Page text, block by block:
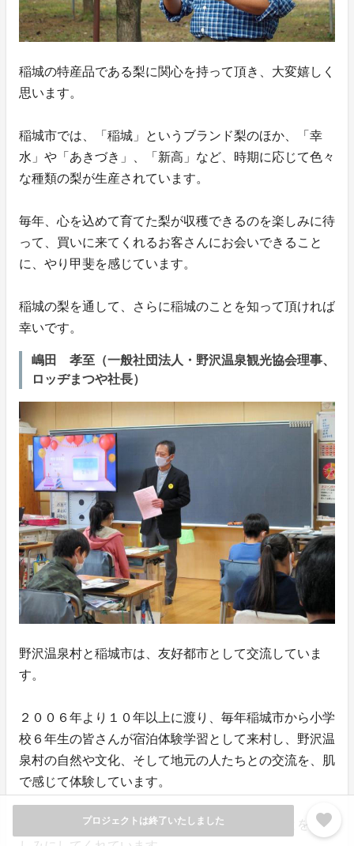
プロジェクトは終了いたしました favorite
稲城の特産品である梨に関心を持って頂き、大変嬉しく
思います。
稲城市では、「稲城」というブランド梨のほか、「幸
水」や「あきづき」、「新高」など、時期に応じて色々
な種類の梨が生産されています。
毎年、心を込めて育てた梨が収穫できるのを楽しみに待
って、買いに来てくれるお客さんにお会いできること
に、やり甲斐を感じています。
稲城の梨を通して、さらに稲城のことを知って頂ければ
幸いです。
嶋田 孝至（一般社団法人・野沢温泉観光協会理事、
ロッヂまつや社長）
野沢温泉村と稲城市は、友好都市として交流していま
す。
２００６年より１０年以上に渡り、毎年稲城市から小学
校６年生の皆さんが宿泊体験学習として来村し、野沢温
泉村の自然や文化、そして地元の人たちとの交流を、肌
で感じて体験しています。
稲城市とは違った小さな村の生活を体感することを、楽